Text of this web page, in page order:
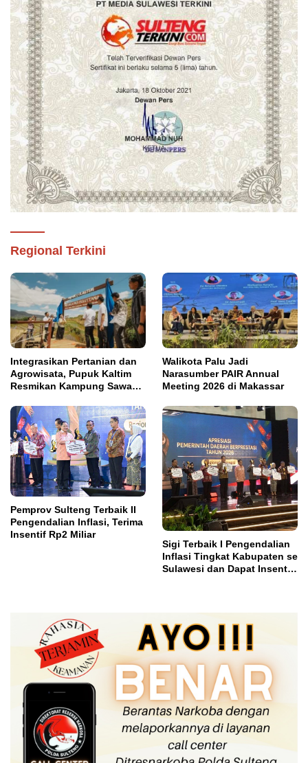
Regional Terkini
Integrasikan Pertanian dan
Agrowisata, Pupuk Kaltim
Resmikan Kampung Sawah
Walikota Palu Jadi
Narasumber PAIR Annual
Meeting 2026 di Makassar
Pemprov Sulteng Terbaik II
Pengendalian Inflasi, Terima
Insentif Rp2 Miliar
Sigi Terbaik I Pengendalian
Inflasi Tingkat Kabupaten se
Sulawesi dan Dapat Insentif